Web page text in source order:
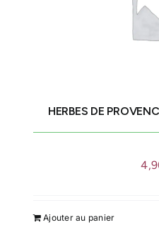
HERBES DE
Ajouter au panier